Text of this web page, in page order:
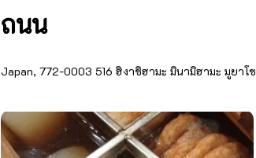
ถนน
Japan, 772-0003 516 ฮิงาชิฮามะ มินามิฮามะ มูยาโ